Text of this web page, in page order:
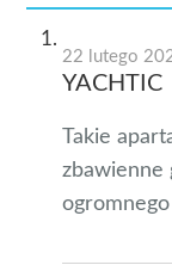
22 lutego
YACHTIC
Takie
zbawienne
ogromnego